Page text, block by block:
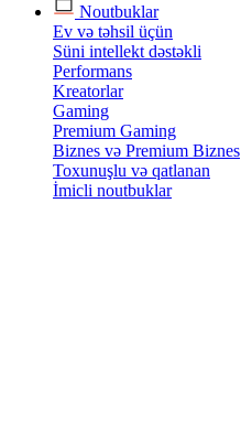
Noutbuklar
Ev və təhsil üçün
Süni intellekt dəstəkli
Performans
Kreatorlar
Gaming
Premium Gaming
Biznes və Premium Biznes
Toxunuşlu və qatlanan
İmicli noutbuklar